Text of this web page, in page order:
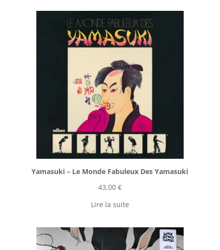
Yamasuki ‎– Le Monde Fabuleux Des Yamasuki
43,00 €
Lire la suite